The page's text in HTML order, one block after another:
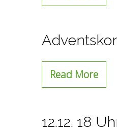
Read More
12.12. 18